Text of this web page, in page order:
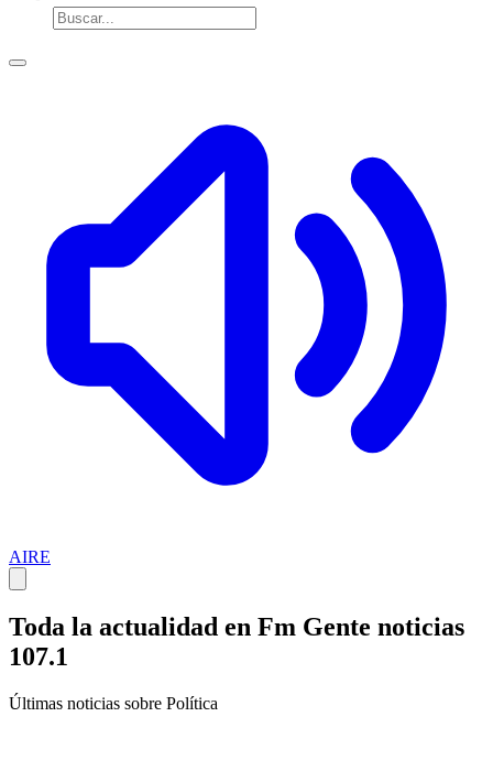
AIRE
Toda la actualidad en Fm Gente noticias
107.1
Últimas noticias sobre Política